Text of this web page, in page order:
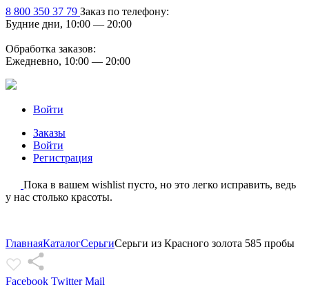
8 800 350 37 79 Заказ по телефону:
Будние дни, 10:00 — 20:00
Обработка заказов:
Ежедневно, 10:00 — 20:00
Войти
Заказы
Войти
Регистрация
Пока в вашем wishlist пусто, но это легко исправить, ведь
у нас столько красоты.
ГлавнаяКаталогСерьгиСерьги из Красного золота 585 пробы
Facebook Twitter Mail